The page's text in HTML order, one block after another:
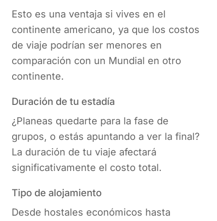
Esto es una ventaja si vives en el
continente americano, ya que los costos
de viaje podrían ser menores en
comparación con un Mundial en otro
continente.
Duración de tu estadía
¿Planeas quedarte para la fase de
grupos, o estás apuntando a ver la final?
La duración de tu viaje afectará
significativamente el costo total.
Tipo de alojamiento
Desde hostales económicos hasta